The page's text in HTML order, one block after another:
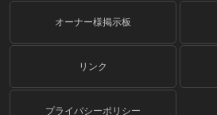
オーナー様掲示板
リンク
プライバシーポリシー